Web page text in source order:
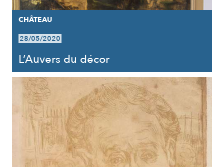
CHÂTEAU
28/05/2020
L’Auvers du décor